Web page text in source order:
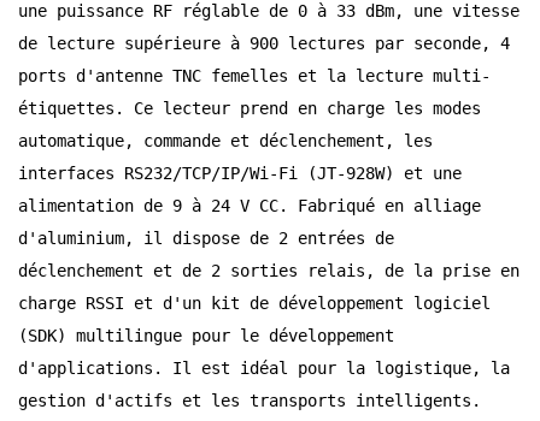
une puissance RF réglable de 0 à 33 dBm, une vitesse
de lecture supérieure à 900 lectures par seconde, 4
ports d'antenne TNC femelles et la lecture multi-
étiquettes. Ce lecteur prend en charge les modes
automatique, commande et déclenchement, les
interfaces RS232/TCP/IP/Wi-Fi (JT-928W) et une
alimentation de 9 à 24 V CC. Fabriqué en alliage
d'aluminium, il dispose de 2 entrées de
déclenchement et de 2 sorties relais, de la prise en
charge RSSI et d'un kit de développement logiciel
(SDK) multilingue pour le développement
d'applications. Il est idéal pour la logistique, la
gestion d'actifs et les transports intelligents.